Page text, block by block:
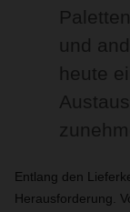
und
heute
Entlang den
Herausforderung.